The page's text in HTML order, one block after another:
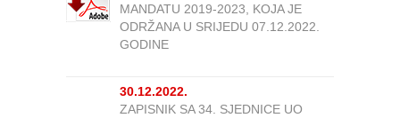
MANDATU 2019-2023, KOJA JE
ODRŽANA U SRIJEDU 07.12.2022.
GODINE
30.12.2022.
ZAPISNIK SA 34. SJEDNICE UO